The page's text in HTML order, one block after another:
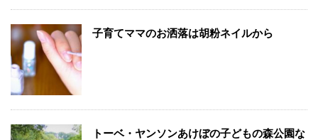
子育てママのお洒落は胡粉ネイルから
トーベ・ヤンソンあけぼの子どもの森公園な